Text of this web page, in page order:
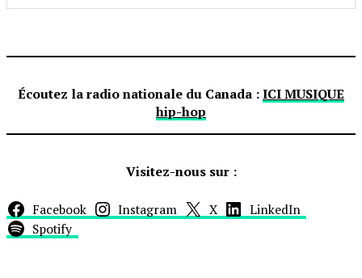
Écoutez la radio nationale du Canada :ICI MUSIQUE
hip-hop
Visitez-nous sur :
Facebook Instagram X
LinkedIn
Spotify